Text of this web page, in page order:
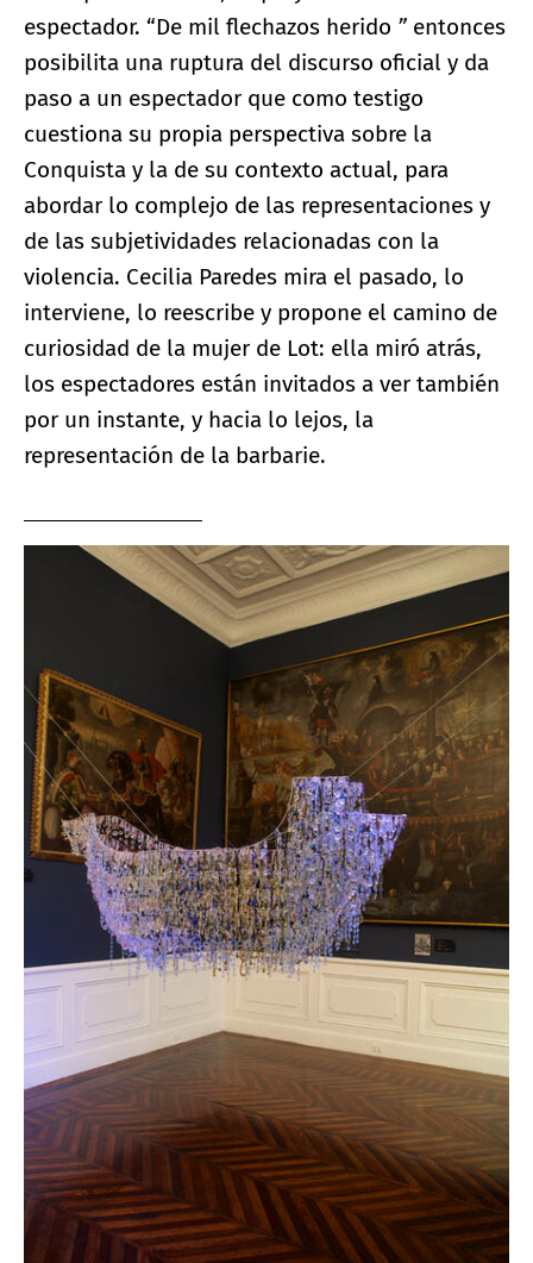
espectador. “De mil flechazos herido ” entonces
posibilita una ruptura del discurso oficial y da
paso a un espectador que como testigo
cuestiona su propia perspectiva sobre la
Conquista y la de su contexto actual, para
abordar lo complejo de las representaciones y
de las subjetividades relacionadas con la
violencia. Cecilia Paredes mira el pasado, lo
interviene, lo reescribe y propone el camino de
curiosidad de la mujer de Lot: ella miró atrás,
los espectadores están invitados a ver también
por un instante, y hacia lo lejos, la
representación de la barbarie.